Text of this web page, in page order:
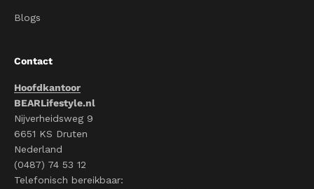
Blogs
Contact
Hoofdkantoor
BEARLifestyle.nl
Nijverheidsweg 9
6651 KS Druten
Nederland
(0487) 74 53 12
Telefonisch bereikbaar: